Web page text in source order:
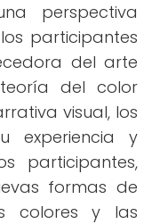
perspectiva
participantes
del arte
del color
visual, los
experiencia y
participantes,
formas de
colores y las